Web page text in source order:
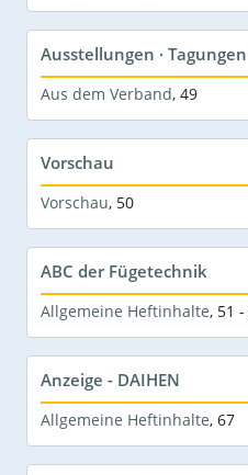
Ausstellungen ·
Aus dem Verband, 49
Vorschau
Vorschau, 50
ABC der Fügetechnik
Allgemeine Heftinhalte, 51
Anzeige - DAIHEN
Allgemeine Heftinhalte, 67